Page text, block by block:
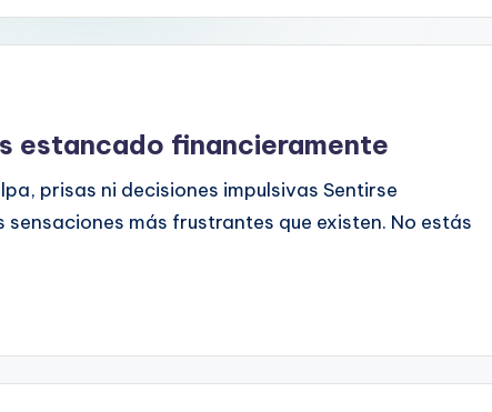
estancado financieramente
prisas ni decisiones impulsivas Sentirse
más frustrantes que existen. No estás